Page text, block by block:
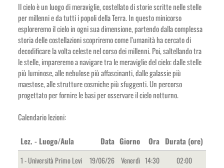
Il cielo è un luogo di meraviglie, costellato di storie scritte nelle stelle
per millenni e da tutti i popoli della Terra. In questo minicorso
esploreremo il cielo in ogni sua dimensione, partendo dalla complessa
storia delle costellazioni scopriremo come l’umanità ha cercato di
decodificare la volta celeste nel corso dei millenni. Poi, saltellando tra
le stelle, impareremo a navigare tra le meraviglie del cielo: dalle stelle
più luminose, alle nebulose più affascinanti, dalle galassie più
maestose, alle strutture cosmiche più sfuggenti. Un percorso
progettato per fornire le basi per osservare il cielo notturno.
Calendario lezioni:
Lez. - Luogo/Aula Data Giorno Ora Durata (ore)
1 - Università Primo Levi 19/06/26 Venerdì 14:30
02:00